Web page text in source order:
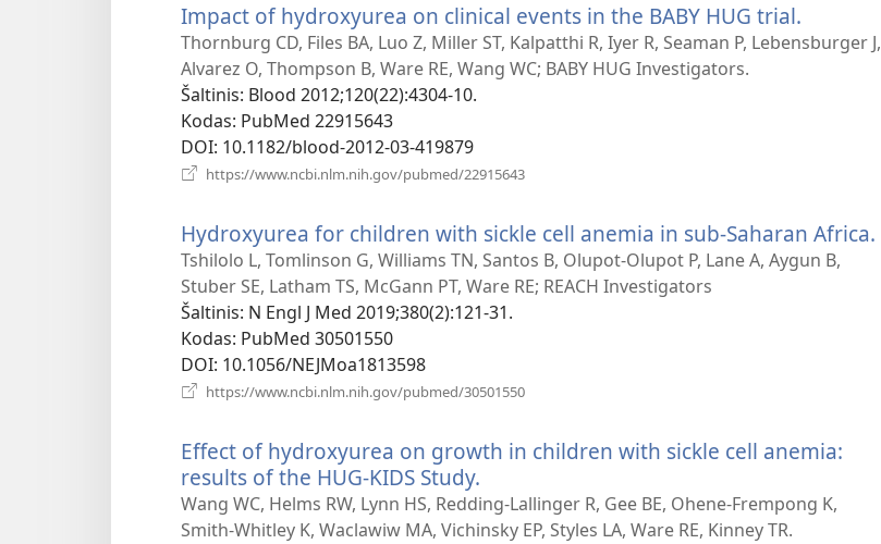
Impact of hydroxyurea on clinical events in the BABY HUG trial.
naujas
Thornburg CD, Files BA, Luo Z, Miller ST, Kalpatthi R, Iyer R, Seaman P, Lebensburger J,
Alvarez O, Thompson B, Ware RE, Wang WC; BABY HUG Investigators.
Šaltinis‎: Blood 2012;120(22):4304-10.
Kodas‎: PubMed 22915643
DOI‎: 10.1182/blood-2012-03-419879
https://www.ncbi.nlm.nih.gov/pubmed/22915643
Hydroxyurea for children with sickle cell anemia in sub-Saharan Africa.
Tshilolo L, Tomlinson G, Williams TN, Santos B, Olupot-Olupot P, Lane A, Aygun B,
Stuber SE, Latham TS, McGann PT, Ware RE; REACH Investigators
Šaltinis‎: N Engl J Med 2019;380(2):121-31.
Kodas‎: PubMed 30501550
DOI‎: 10.1056/NEJMoa1813598
https://www.ncbi.nlm.nih.gov/pubmed/30501550
Effect of hydroxyurea on growth in children with sickle cell anemia:
results of the HUG-KIDS Study.
naujas
langas)
Wang WC, Helms RW, Lynn HS, Redding-Lallinger R, Gee BE, Ohene-Frempong K,
Smith-Whitley K, Waclawiw MA, Vichinsky EP, Styles LA, Ware RE, Kinney TR.